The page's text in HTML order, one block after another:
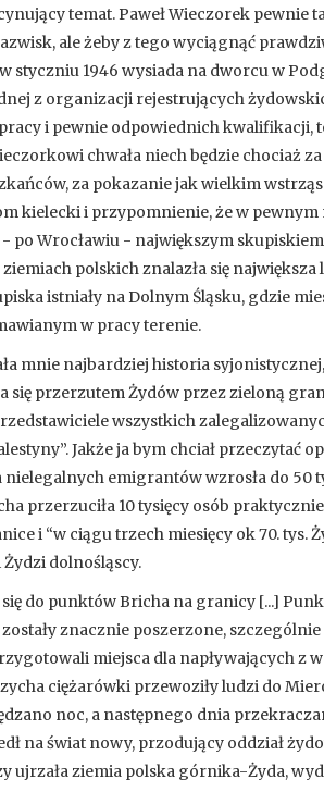
temat. Paweł Wieczorek pewnie
ale żeby z tego wyciągnąć
styczniu 1946 wysiada na dworcu w
z organizacji rejestrujących
i pewnie odpowiednich kwalifikacji,
chwała niech będzie chociaż
za pokazanie jak wielkim
kielecki i przypomnienie, że w pewnym
po Wrocławiu - największym
polskich znalazła się największa
istniały na Dolnym Śląsku, gdzie
w pracy terenie.
mnie najbardziej historia
się przerzutem Żydów przez zieloną
wszystkich
Jakże ja bym chciał przeczytać
nielegalnych emigrantów wzrosła do 50
przerzuciła 10 tysięcy osób
i “w ciągu trzech miesięcy ok 70. tys.
dolnośląscy.
się do punktów Bricha na granicy [...]
znacznie poszerzone,
miejsca dla napływających z
ciężarówki przewoziły ludzi do
noc, a następnego dnia
na świat nowy, przodujący oddział
ujrzała ziemia polska górnika-Żyda,